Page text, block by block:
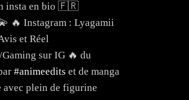
insta en bio 🇫🇷
🔥 Instagram : Lyagamii
et Réel
sur IG 🔥 du
#animeedits et de manga
avec plein de figurine